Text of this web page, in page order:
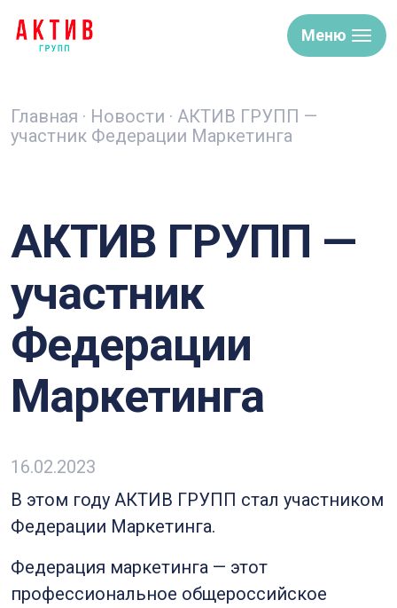
Меню
Главная · Новости · АКТИВ ГРУПП —
участник Федерации Маркетинга
АКТИВ ГРУПП —
участник
Федерации
Маркетинга
16.02.2023
В этом году АКТИВ ГРУПП стал участником
Федерации Маркетинга.
Федерация маркетинга — этот
профессиональное общероссийское